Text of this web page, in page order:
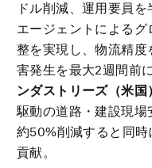
ドル削減、運用要員を
エージェントによる
整を実現し、物流精
害発生を最大2週間前
ンダストリーズ（米国
駆動の道路・建設現
約50%削減すると同
貢献。